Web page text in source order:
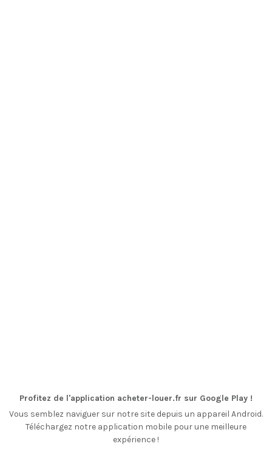
Profitez de l'application acheter-louer.fr sur Google Play !
Vous semblez naviguer sur notre site depuis un appareil Android.
Téléchargez notre application mobile pour une meilleure
expérience !